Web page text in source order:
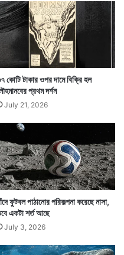
যদি তারা রাজপথে উঠে পড়ে
চাইছেন না। তাই আপাতত
সবুজের বুকে নিজেদের মত করে
কোটি টাকার ওপর দামে বিক্রি হল
প্রথম দর্শন
July 21, 2026
ফুটবল পাঠানোর পরিকল্পনা করেছে নাসা,
একটা শর্ত আছে
July 3, 2026